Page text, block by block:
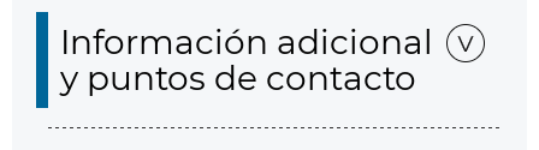
Información adicional
y puntos de contacto